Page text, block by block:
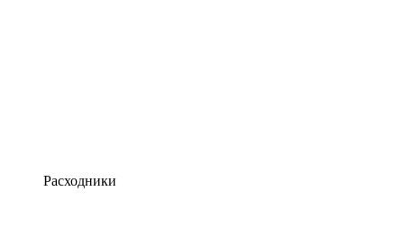
Расходники